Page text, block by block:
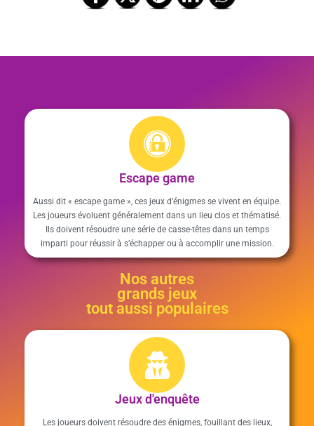
Escape game
Aussi dit « escape game », ces jeux d’énigmes se vivent en équipe.
Les joueurs évoluent généralement dans un lieu clos et thématisé.
Ils doivent résoudre une série de casse-têtes dans un temps
imparti pour réussir à s’échapper ou à accomplir une mission.
Nos autres
grands jeux
tout aussi populaires
Jeux d'enquête
Les joueurs doivent résoudre des énigmes, fouillant des lieux,